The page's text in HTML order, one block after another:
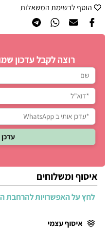
הוסף לרשימת המשאלות
רוצה לקבל עדכון
איסוף ומשלוחים
לחץ על האפשרויות להרחבת
איסוף עצמי